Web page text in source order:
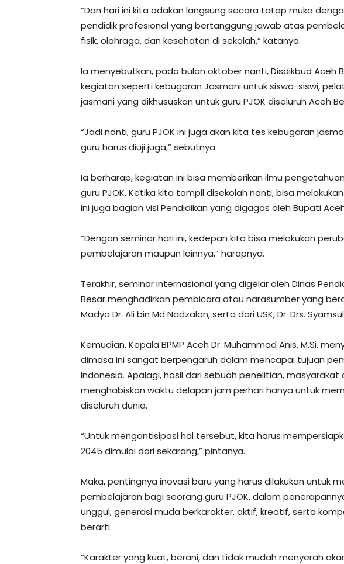
“Dan hari ini kita adakan langsung secara tatap muka
pendidik profesional yang bertanggung jawab atas
fisik, olahraga, dan kesehatan di sekolah,” katanya.
Ia menyebutkan, pada bulan oktober nanti, Disdikbud Aceh
kegiatan seperti kebugaran Jasmani untuk siswa-siswi,
jasmani yang dikhususkan untuk guru PJOK diseluruh Aceh
“Jadi nanti, guru PJOK ini juga akan kita tes kebugaran
guru harus diuji juga,” sebutnya.
Ia berharap, kegiatan ini bisa memberikan ilmu
guru PJOK. Ketika kita tampil disekolah nanti, bisa
ini juga bagian visi Pendidikan yang digagas oleh Bupati
“Dengan seminar hari ini, kedepan kita bisa melakukan
pembelajaran maupun lainnya,” harapnya.
Terakhir, seminar internasional yang digelar oleh Dinas
Besar menghadirkan pembicara atau narasumber yang
Madya Dr. Ali bin Md Nadzalan, serta dari USK, Dr. Drs.
Kemudian, Kepala BPMP Aceh Dr. Muhammad Anis, M.Si.
dimasa ini sangat berpengaruh dalam mencapai tujuan
Indonesia. Apalagi, hasil dari sebuah penelitian,
menghabiskan waktu delapan jam perhari hanya untuk
diseluruh dunia.
“Untuk mengantisipasi hal tersebut, kita harus
2045 dimulai dari sekarang,” pintanya.
Maka, pentingnya inovasi baru yang harus dilakukan untuk
pembelajaran bagi seorang guru PJOK, dalam
unggul, generasi muda berkarakter, aktif, kreatif, serta
berarti.
“Karakter yang kuat, berani, dan tidak mudah menyerah